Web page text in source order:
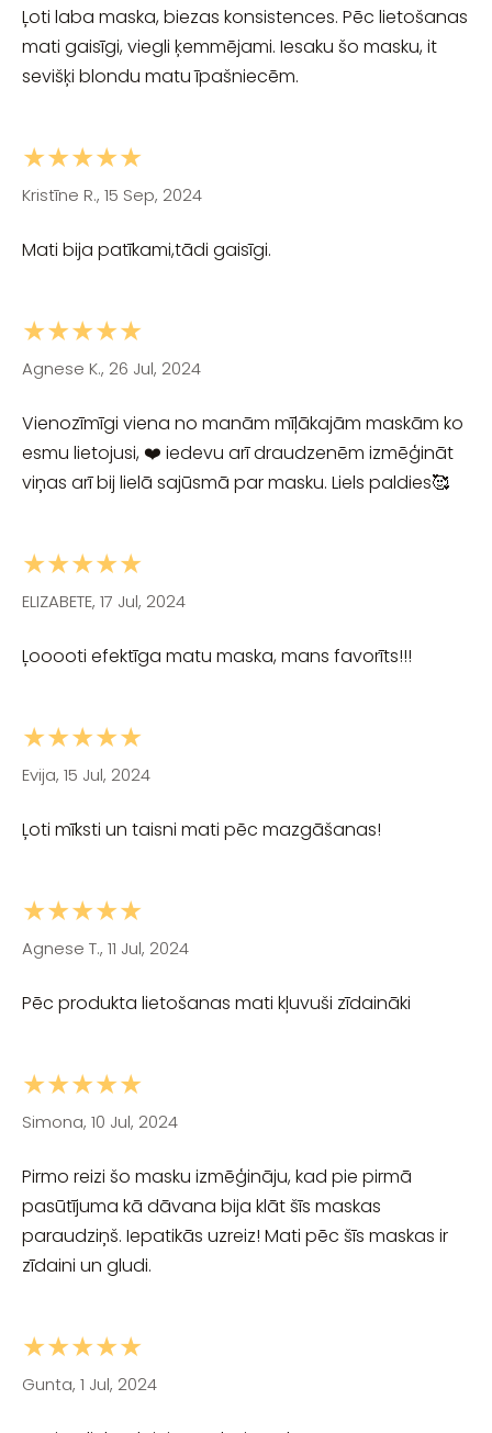
Ļoti laba maska, biezas konsistences. Pēc lietošanas
mati gaisīgi, viegli ķemmējami. Iesaku šo masku, it
sevišķi blondu matu īpašniecēm.
★★★★★
Kristīne R., 15 Sep, 2024
Mati bija patīkami,tādi gaisīgi.
★★★★★
Agnese K., 26 Jul, 2024
Vienozīmīgi viena no manām mīļākajām maskām ko
esmu lietojusi, ❤️ iedevu arī draudzenēm izmēģināt
viņas arī bij lielā sajūsmā par masku. Liels paldies🥰
★★★★★
ELIZABETE, 17 Jul, 2024
Ļooooti efektīga matu maska, mans favorīts!!!
★★★★★
Evija, 15 Jul, 2024
Ļoti mīksti un taisni mati pēc mazgāšanas!
★★★★★
Agnese T., 11 Jul, 2024
Pēc produkta lietošanas mati kļuvuši zīdaināki
★★★★★
Simona, 10 Jul, 2024
Pirmo reizi šo masku izmēģināju, kad pie pirmā
pasūtījuma kā dāvana bija klāt šīs maskas
paraudziņš. Iepatikās uzreiz! Mati pēc šīs maskas ir
zīdaini un gludi.
★★★★★
Gunta, 1 Jul, 2024